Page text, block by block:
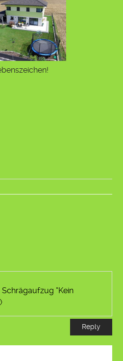
“Kein
Reply